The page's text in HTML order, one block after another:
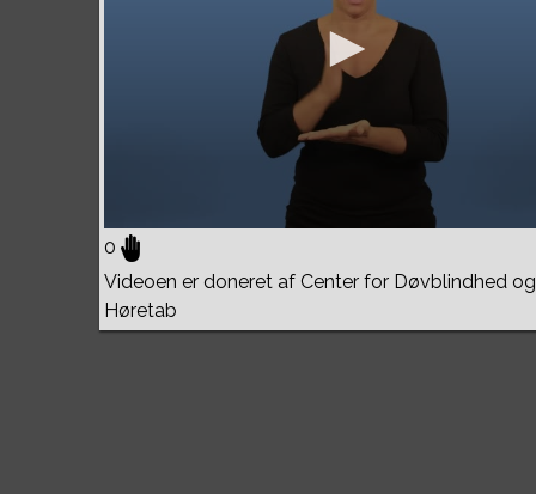
0
Videoen er doneret af Center for Døvblindhed og
Høretab